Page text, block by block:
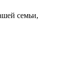
семьи,